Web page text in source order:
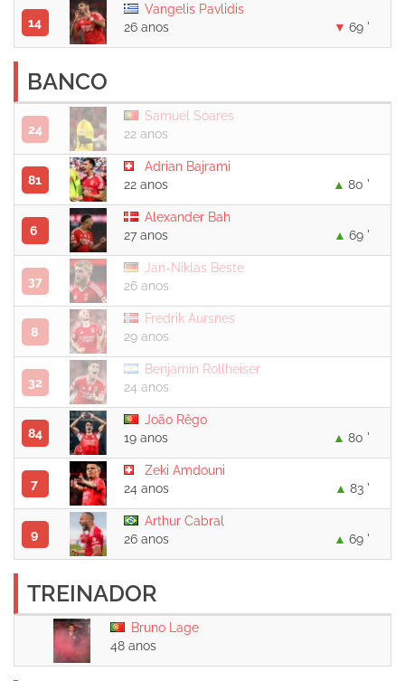
14
Vangelis Pavlidis
26 anos
69 '
BANCO
24
Samuel Soares
22 anos
81
Adrian Bajrami
22 anos
80 '
6
Alexander Bah
27 anos
69 '
37
Jan-Niklas Beste
26 anos
8
Fredrik Aursnes
29 anos
32
Benjamín Rollheiser
24 anos
84
João Rêgo
19 anos
80 '
7
Zeki Amdouni
24 anos
83 '
9
Arthur Cabral
26 anos
69 '
TREINADOR
Bruno Lage
48 anos